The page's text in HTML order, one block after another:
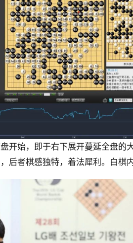
开始，即于右下展开蔓延全盘的
后者棋感独特，着法犀利。白棋